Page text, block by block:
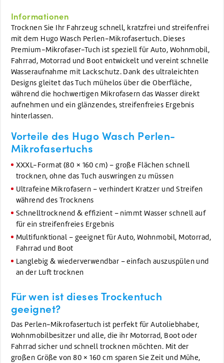
Informationen
Trocknen Sie Ihr Fahrzeug schnell, kratzfrei und streifenfrei
mit dem Hugo Wasch Perlen-Mikrofasertuch. Dieses
Premium-Mikrofaser-Tuch ist speziell für Auto, Wohnmobil,
Fahrrad, Motorrad und Boot entwickelt und vereint schnelle
Wasseraufnahme mit Lackschutz. Dank des ultraleichten
Designs gleitet das Tuch mühelos über die Oberfläche,
während die hochwertigen Mikrofasern das Wasser direkt
aufnehmen und ein glänzendes, streifenfreies Ergebnis
hinterlassen.
Vorteile des Hugo Wasch Perlen-
Mikrofasertuchs
XXXL-Format (80 × 160 cm) – große Flächen schnell
trocknen, ohne das Tuch auswringen zu müssen
Ultrafeine Mikrofasern – verhindert Kratzer und Streifen
während des Trocknens
Schnelltrocknend & effizient – nimmt Wasser schnell auf
für ein streifenfreies Ergebnis
Multifunktional – geeignet für Auto, Wohnmobil, Motorrad,
Fahrrad und Boot
Langlebig & wiederverwendbar – einfach auszuspülen und
an der Luft trocknen
Für wen ist dieses Trockentuch
geeignet?
Das Perlen-Mikrofasertuch ist perfekt für Autoliebhaber,
Wohnmobilbesitzer und alle, die ihr Motorrad, Boot oder
Fahrrad sicher und schnell trocknen möchten. Mit der
großen Größe von 80 × 160 cm sparen Sie Zeit und Mühe,